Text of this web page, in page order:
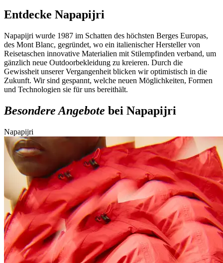
Entdecke Napapijri
Napapijri wurde 1987 im Schatten des höchsten Berges Europas,
des Mont Blanc, gegründet, wo ein italienischer Hersteller von
Reisetaschen innovative Materialien mit Stilempfinden verband, um
gänzlich neue Outdoorbekleidung zu kreieren. Durch die
Gewissheit unserer Vergangenheit blicken wir optimistisch in die
Zukunft. Wir sind gespannt, welche neuen Möglichkeiten, Formen
und Technologien sie für uns bereithält.
Besondere Angebote bei Napapijri
Napapijri